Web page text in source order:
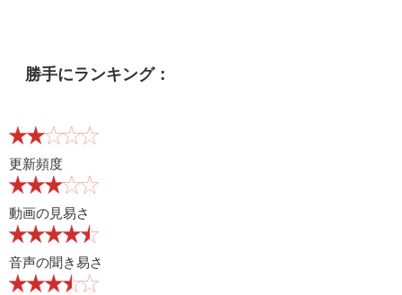
勝手にランキング：
更新頻度
動画の見易さ
音声の聞き易さ